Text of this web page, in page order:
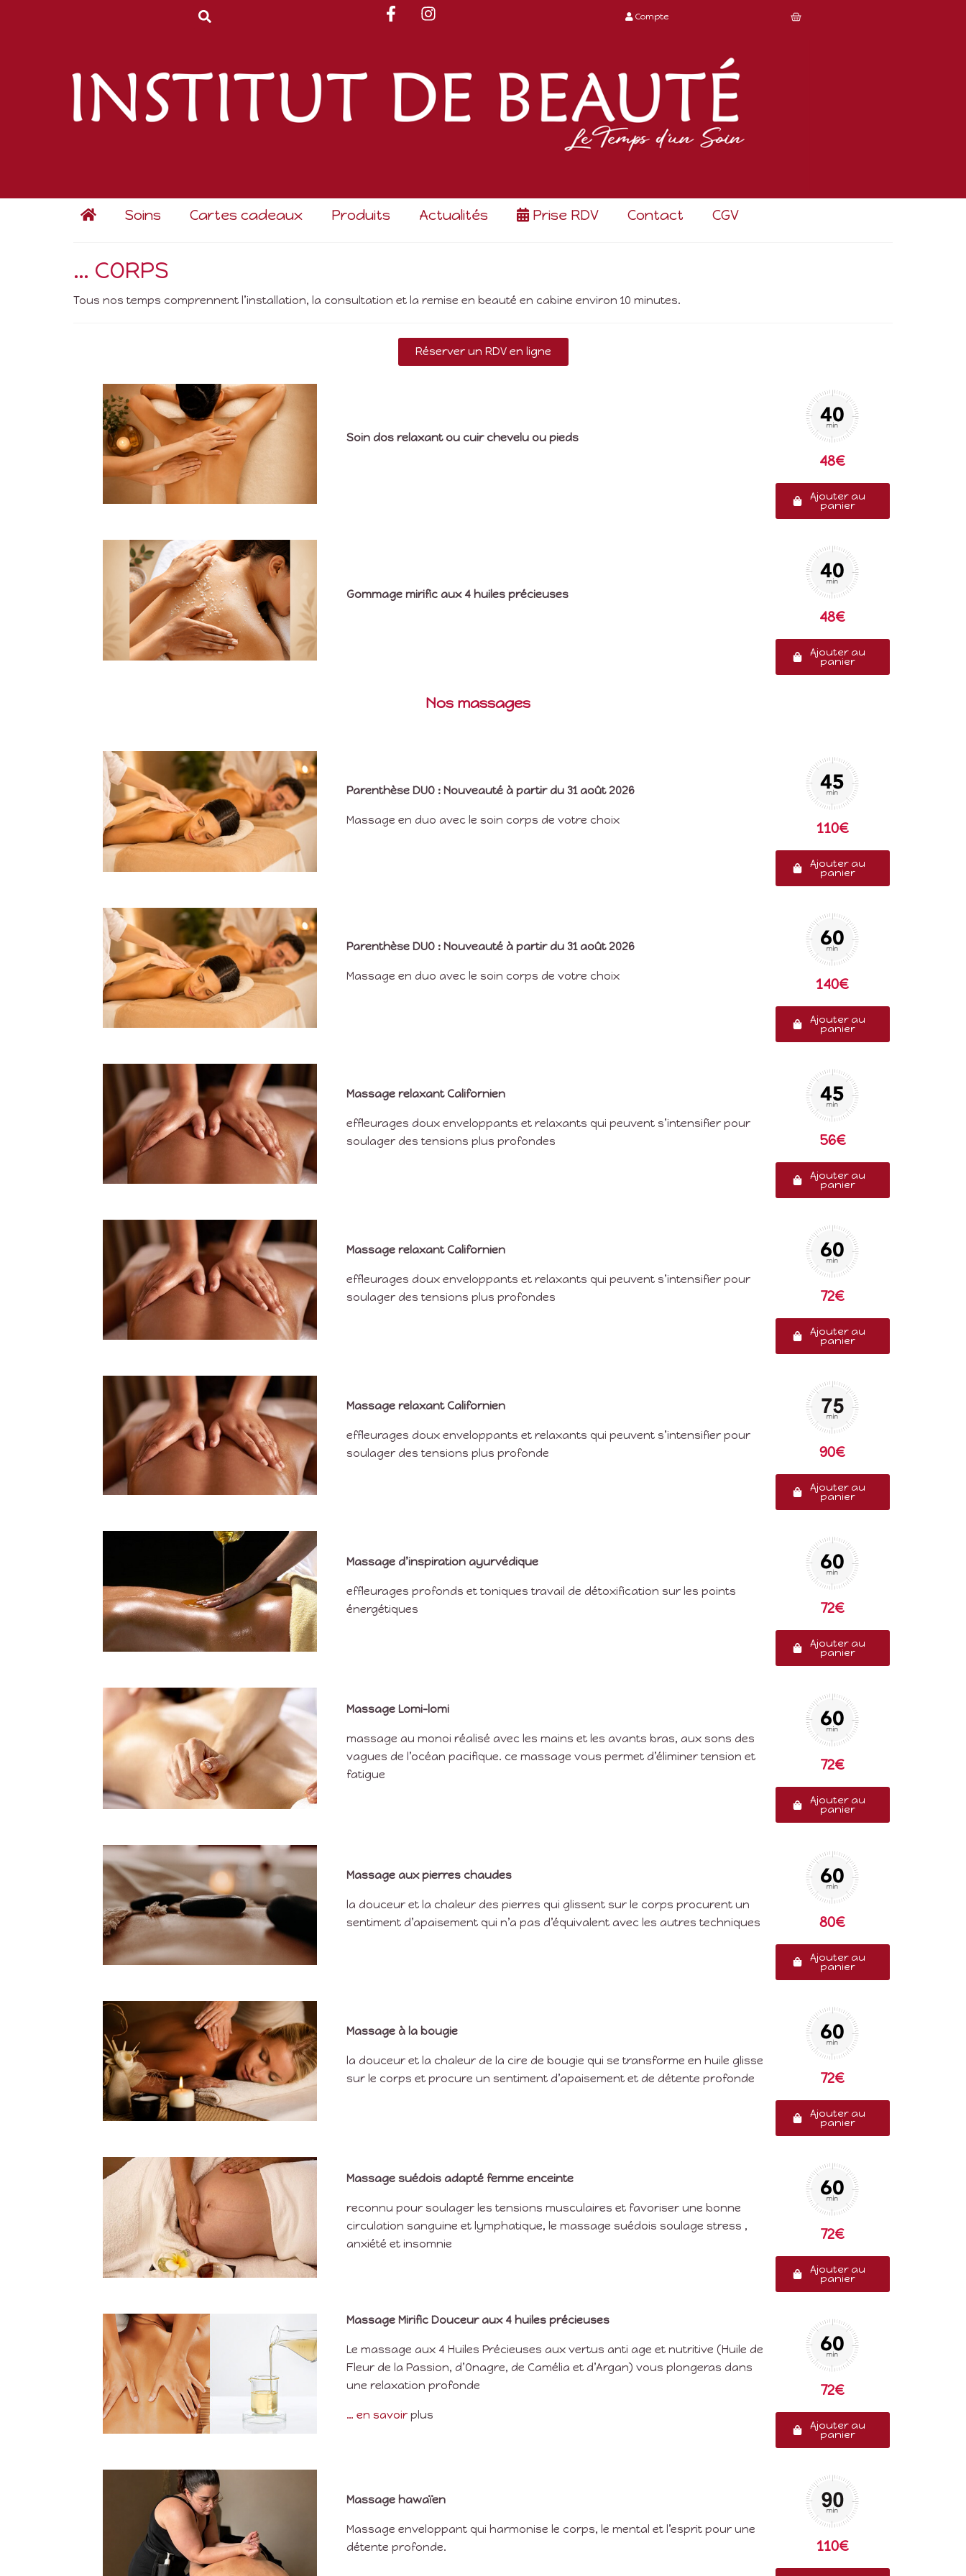
Compte
Soins Cartes cadeaux Produits Actualités Prise RDV Contact CGV
… CORPS
Tous nos temps comprennent l’installation, la consultation et la remise en beauté en cabine environ 10 minutes.
Réserver un RDV en ligne
Soin dos relaxant ou cuir chevelu ou pieds
48€
Ajouter au
panier
Gommage mirific aux 4 huiles précieuses
48€
Ajouter au
panier
Nos massages
Parenthèse DUO : Nouveauté à partir du 31 août 2026
Massage en duo avec le soin corps de votre choix 110€
Ajouter au
panier
Parenthèse DUO : Nouveauté à partir du 31 août 2026
Massage en duo avec le soin corps de votre choix 140€
Ajouter au
panier
Massage relaxant Californien
effleurages doux enveloppants et relaxants qui peuvent s’intensifier pour
soulager des tensions plus profondes
56€
Ajouter au
panier
Massage relaxant Californien
effleurages doux enveloppants et relaxants qui peuvent s’intensifier pour
soulager des tensions plus profondes
72€
Ajouter au
panier
Massage relaxant Californien
effleurages doux enveloppants et relaxants qui peuvent s’intensifier pour
soulager des tensions plus profonde
90€
Ajouter au
panier
Massage d’inspiration ayurvédique
effleurages profonds et toniques travail de détoxification sur les points
énergétiques
72€
Ajouter au
panier
Massage Lomi-lomi
massage au monoi réalisé avec les mains et les avants bras, aux sons des
vagues de l’océan pacifique. ce massage vous permet d’éliminer tension et
fatigue
72€
Ajouter au
panier
Massage aux pierres chaudes
la douceur et la chaleur des pierres qui glissent sur le corps procurent un
sentiment d’apaisement qui n’a pas d’équivalent avec les autres techniques
80€
Ajouter au
panier
Massage à la bougie
la douceur et la chaleur de la cire de bougie qui se transforme en huile glisse
sur le corps et procure un sentiment d’apaisement et de détente profonde
72€
Ajouter au
panier
Massage suédois adapté femme enceinte
reconnu pour soulager les tensions musculaires et favoriser une bonne
circulation sanguine et lymphatique, le massage suédois soulage stress ,
anxiété et insomnie
72€
Ajouter au
panier
Massage Mirific Douceur aux 4 huiles précieuses
Le massage aux 4 Huiles Précieuses aux vertus anti age et nutritive (Huile de
Fleur de la Passion, d’Onagre, de Camélia et d’Argan) vous plongeras dans
une relaxation profonde
… en savoir plus
72€
Ajouter au
panier
Massage hawaïen
Massage enveloppant qui harmonise le corps, le mental et l’esprit pour une
détente profonde.
110€